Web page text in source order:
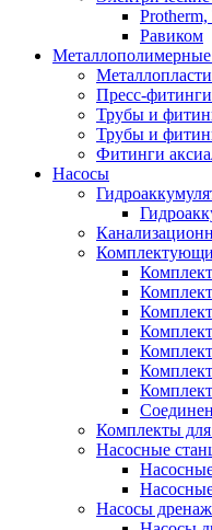
Равиком
Пресс-
Трубы и
Трубы и
Фитинги
Насосы
Комплекты
Насосные
Насосы